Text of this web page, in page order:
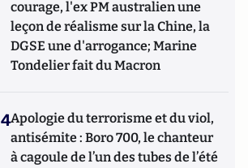
courage, l'ex PM australien une
leçon de réalisme sur la Chine, la
DGSE une d'arrogance; Marine
Tondelier fait du Macron
4Apologie du terrorisme et du viol,
antisémite : Boro 700, le chanteur
à cagoule de l’un des tubes de l’été